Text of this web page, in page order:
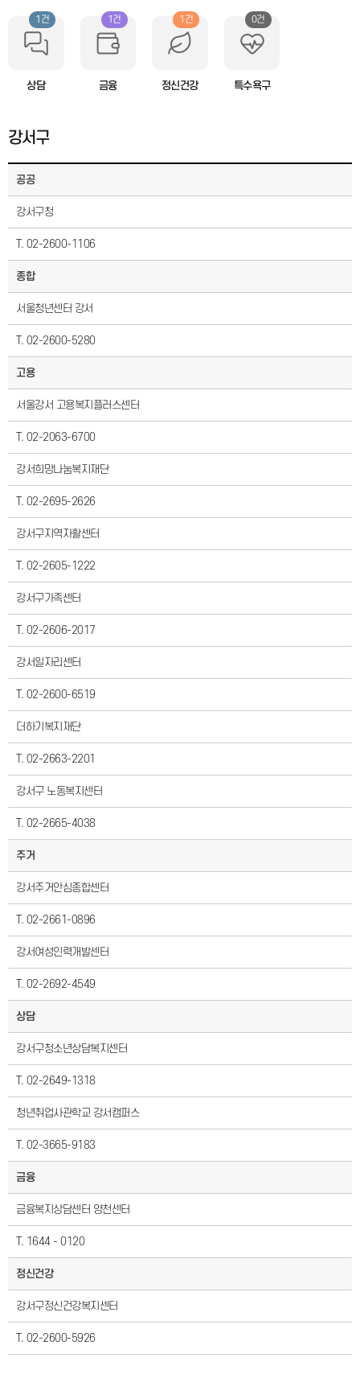
1건
상담
1건
금융
1건
정신건강
0건
특수욕구
강서구
공공
강서구청
T. 02-2600-1106
종합
서울청년센터 강서
T. 02-2600-5280
고용
서울강서 고용복지플러스센터
T. 02-2063-6700
강서희망나눔복지재단
T. 02-2695-2626
강서구지역자활센터
T. 02-2605-1222
강서구가족센터
T. 02-2606-2017
강서일자리센터
T. 02-2600-6519
더하기복지재단
T. 02-2663-2201
강서구 노동복지센터
T. 02-2665-4038
주거
강서주거안심종합센터
T. 02-2661-0896
강서여성인력개발센터
T. 02-2692-4549
상담
강서구청소년상담복지센터
T. 02-2649-1318
청년취업사관학교 강서캠퍼스
T. 02-3665-9183
금융
금융복지상담센터 양천센터
T. 1644 - 0120
정신건강
강서구정신건강복지센터
T. 02-2600-5926